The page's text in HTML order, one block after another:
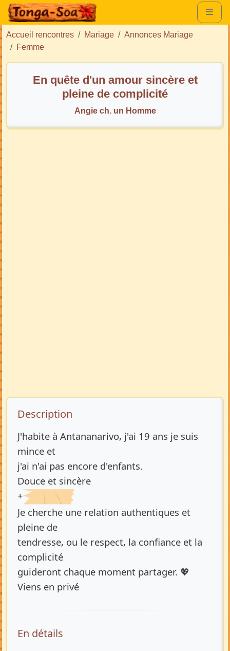
Accueil rencontres Mariage
Annonces Mariage
Femme
En quête d'un amour sincère et
pleine de complicité
Angie ch. un Homme
Description de l’annonce
Description
J'habite à Antananarivo, j'ai 19 ans je suis
mince et
j'ai n'ai pas encore d'enfants.
Douce et sincère
+
Je cherche une relation authentiques et
pleine de
tendresse, ou le respect, la confiance et la
complicité
guideront chaque moment partager. 💖
Viens en privé
En détails